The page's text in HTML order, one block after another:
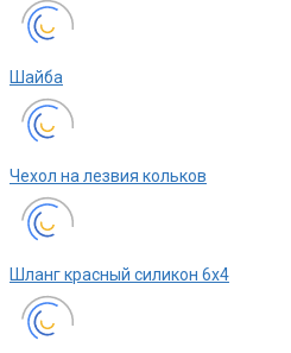
Шайба
Чехол на лезвия кольков
Шланг красный силикон 6х4